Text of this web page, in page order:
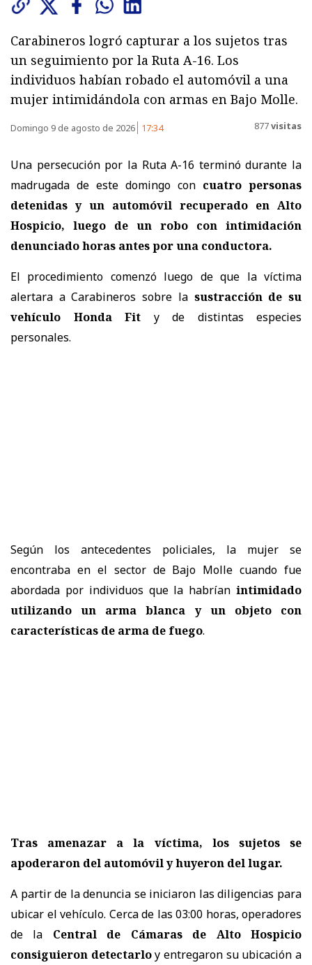
Carabineros logró capturar a los sujetos tras
un seguimiento por la Ruta A-16. Los
individuos habían robado el automóvil a una
mujer intimidándola con armas en Bajo Molle.
Domingo 9 de agosto de 2026 17:34 877visitas
Una persecución por la Ruta A-16 terminó durante la
madrugada de este domingo con cuatro personas
detenidas y un automóvil recuperado en Alto
Hospicio, luego de un robo con intimidación
denunciado horas antes por una conductora.
El procedimiento comenzó luego de que la víctima
alertara a Carabineros sobre la sustracción de su
vehículo Honda Fit y de distintas especies
personales.
Según los antecedentes policiales, la mujer se
encontraba en el sector de Bajo Molle cuando fue
abordada por individuos que la habrían intimidado
utilizando un arma blanca y un objeto con
características de arma de fuego.
Tras amenazar a la víctima, los sujetos se
apoderaron del automóvil y huyeron del lugar.
A partir de la denuncia se iniciaron las diligencias para
ubicar el vehículo. Cerca de las 03:00 horas, operadores
de la Central de Cámaras de Alto Hospicio
consiguieron detectarloy entregaron su ubicación a